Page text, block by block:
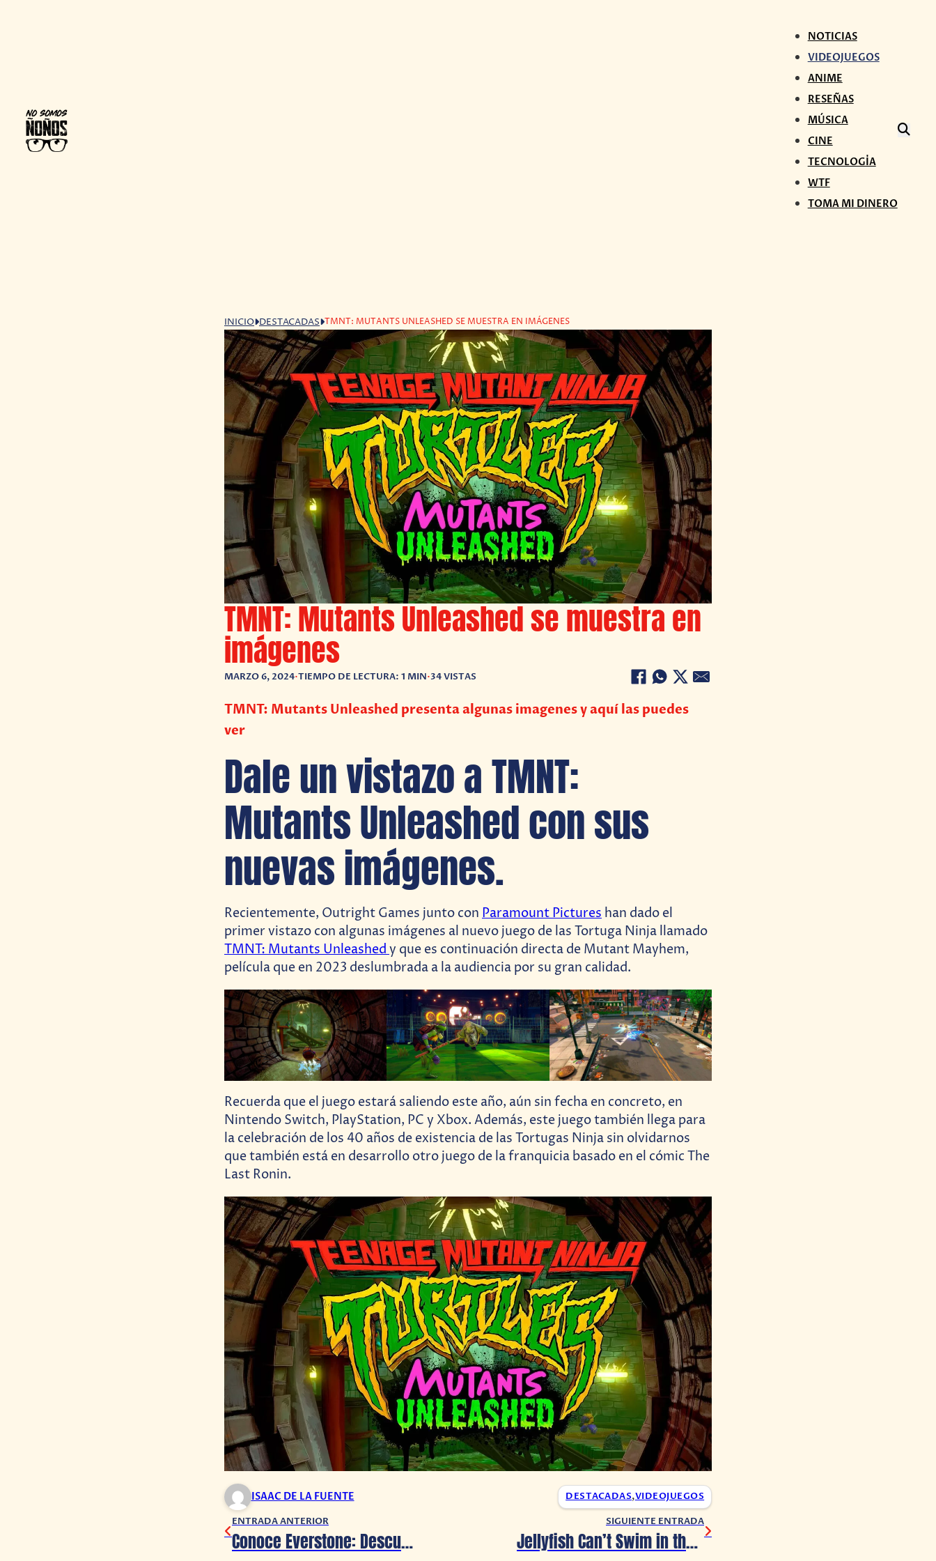
NOTICIAS
VIDEOJUEGOS
ANIME
RESEÑAS
MÚSICA
CINE
TECNOLOGÍA
WTF
TOMA MI DINERO
INICIO DESTACADAS TMNT: MUTANTS UNLEASHED SE MUESTRA EN IMÁGENES
TMNT: Mutants Unleashed se muestra en
imágenes
MARZO 6, 2024•TIEMPO DE LECTURA: 1 MIN•34 VISTAS
TMNT: Mutants Unleashed presenta algunas imagenes y aquí las puedes
ver
Dale un vistazo a TMNT:
Mutants Unleashed con sus
nuevas imágenes.
Recientemente, Outright Games junto con Paramount Pictures han dado el
primer vistazo con algunas imágenes al nuevo juego de las Tortuga Ninja llamado
TMNT: Mutants Unleashedy que es continuación directa de Mutant Mayhem,
película que en 2023 deslumbrada a la audiencia por su gran calidad.
Recuerda que el juego estará saliendo este año, aún sin fecha en concreto, en
Nintendo Switch, PlayStation, PC y Xbox. Además, este juego también llega para
la celebración de los 40 años de existencia de las Tortugas Ninja sin olvidarnos
que también está en desarrollo otro juego de la franquicia basado en el cómic The
Last Ronin.
ISAAC DE LA FUENTE DESTACADAS,VIDEOJUEGOS
ENTRADA ANTERIOR
Conoce Everstone: Descubre y repara todas las reliquias
SIGUIENTE ENTRADA
Jellyfish Can’t Swim in the Night revela nueva imagen